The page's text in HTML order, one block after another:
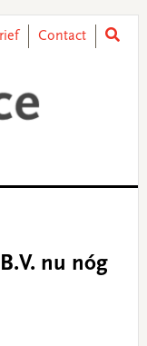
Contact
nu nóg